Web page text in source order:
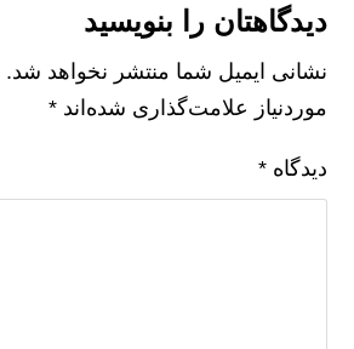
دیدگاهتان را بنویسید
نشانی ایمیل شما منتشر نخواهد شد.
موردنیاز علامت‌گذاری شده‌اند*
دیدگاه*